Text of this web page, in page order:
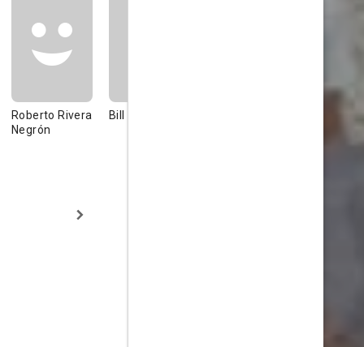
Roberto Rivera
Negrón
Bill Odom Víctor